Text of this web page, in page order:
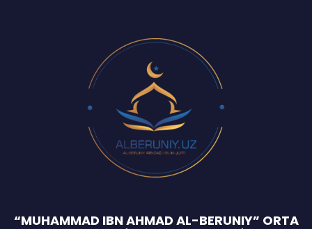
“MUHAMMAD IBN AHMAD AL-BERUNIY” ORTA